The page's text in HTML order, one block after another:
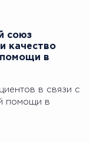
союз
качество
помощи в
в связи с
помощи в